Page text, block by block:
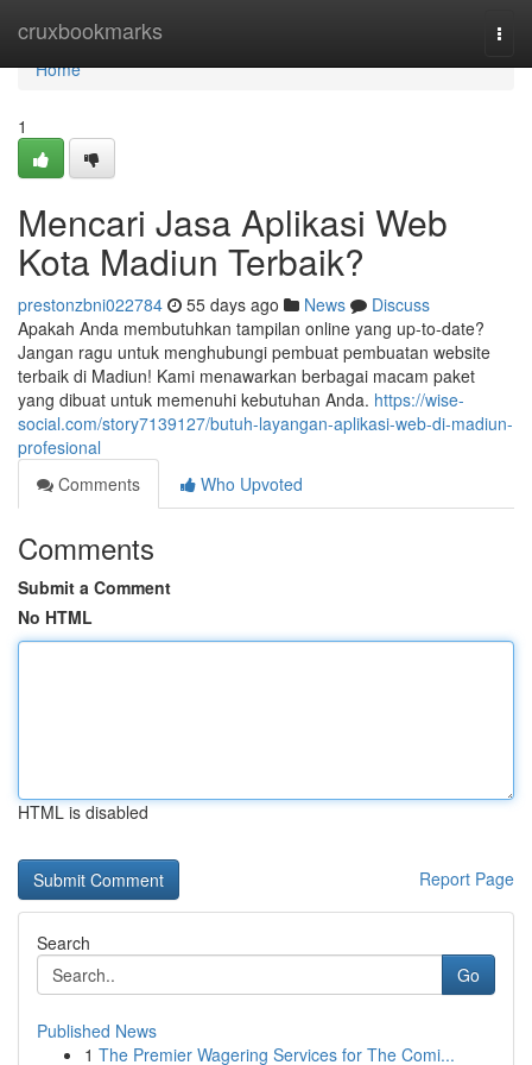
cruxbookmarks
Home
Home
1
Mencari Jasa Aplikasi Web
Kota Madiun Terbaik?
prestonzbni022784 55 days ago News
Discuss
Apakah Anda membutuhkan tampilan online yang up-to-date?
Jangan ragu untuk menghubungi pembuat pembuatan website
terbaik di Madiun! Kami menawarkan berbagai macam paket
yang dibuat untuk memenuhi kebutuhan Anda. https://wise-
social.com/story7139127/butuh-layangan-aplikasi-web-di-madiun-
profesional
Comments
Who Upvoted
Comments
Submit a Comment
No HTML
HTML is disabled
Report Page
Search
Go
Published News
1 The Premier Wagering Services for The Comi...